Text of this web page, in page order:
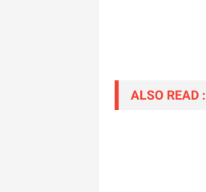
ALSO READ :